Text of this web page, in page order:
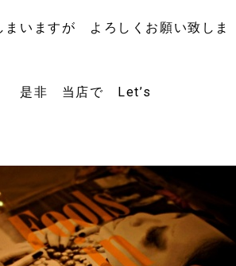
まいますが よろしくお願い致しま
是非 当店で Let’s